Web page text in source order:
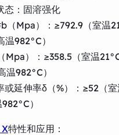
态：固溶强化
（Mpa）：≥792.9（室温
982°C）
Mpa）：≥358.5（室温
温982°C）
或延伸率δ（%）：≥52（室
）
特性和应用：